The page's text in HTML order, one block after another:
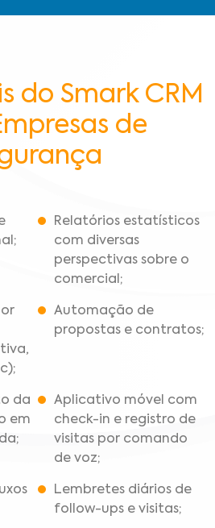
do Smark CRM
de
Relatórios estatísticos
com diversas
perspectivas sobre o
comercial;
Automação de
propostas e contratos;
da
em
Aplicativo móvel com
check-in e registro de
visitas por comando
de voz;
Lembretes diários de
follow-ups e visitas;